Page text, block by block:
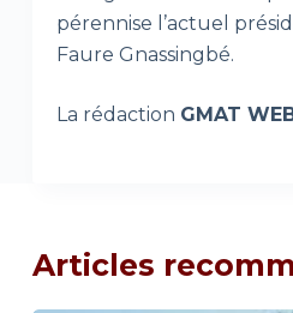
pérennise l’actuel
Faure Gnassingbé.
La rédaction GMAT
Articles